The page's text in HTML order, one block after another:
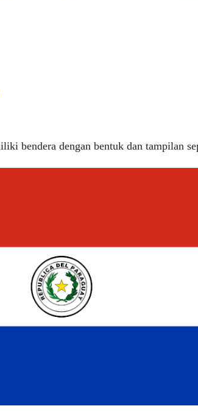
bendera dengan bentuk dan tampilan